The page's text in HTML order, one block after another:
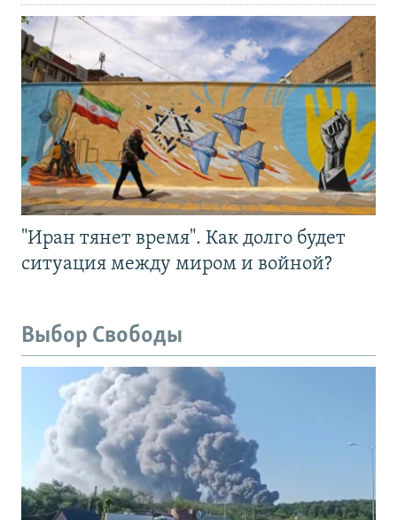
"Иран тянет время". Как долго будет
ситуация между миром и войной?
Выбор Свободы